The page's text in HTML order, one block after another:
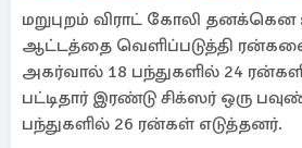
மறுபுறம் விராட் கோலி தனக்கென
ஆட்டத்தை வெளிப்படுத்தி
அகர்வால் 18 பந்துகளில் 24
பட்டிதார் இரண்டு சிக்ஸர் ஒரு
பந்துகளில் 26 ரன்கள் எடுத்தனர்.